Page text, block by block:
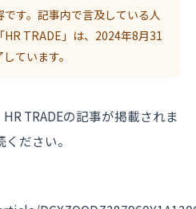
す。記事内で言及している人
TRADE」は、2024年8月31
ています。
TRADEの記事が掲載されま
ださい。